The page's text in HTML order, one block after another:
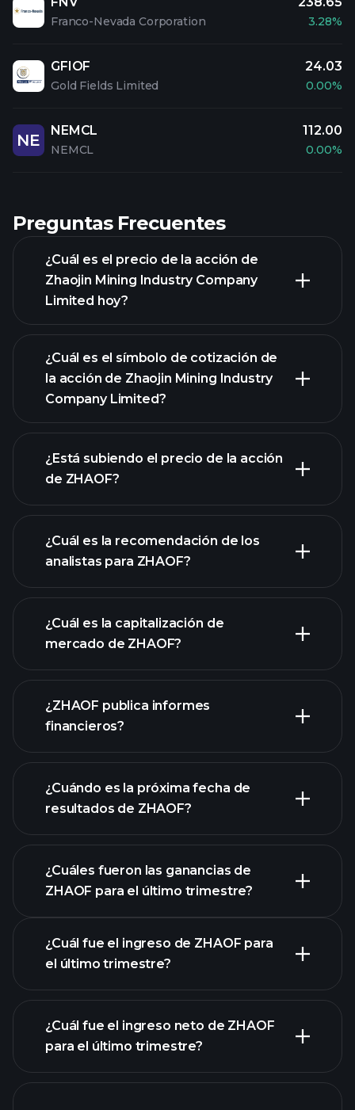
Franco-Nevada Corporation 3.28%
GFIOF
Gold Fields Limited
24.03
0.00%
NE
NEMCL
NEMCL
112.00
0.00%
Preguntas Frecuentes
¿Cuál es el precio de la acción de
Zhaojin Mining Industry Company
Limited hoy?
gráfico avanzado
¿Cuál es el símbolo de cotización de
la acción de Zhaojin Mining Industry
Company Limited?
¿Está subiendo el precio de la acción
de ZHAOF?
gráfico de
ZHAOF
¿Cuál es la recomendación de los
analistas para ZHAOF?
¿Cuál es la capitalización de
mercado de ZHAOF?
nuestra lista de acciones
¿ZHAOF publica informes
financieros?
los estados financieros
de ZHAOF
¿Cuándo es la próxima fecha de
resultados de ZHAOF?
¿Cuáles fueron las ganancias de
ZHAOF para el último trimestre?
las ganancias de ZHAOF
¿Cuál fue el ingreso de ZHAOF para
el último trimestre?
informes
¿Cuál fue el ingreso neto de ZHAOF
para el último trimestre?